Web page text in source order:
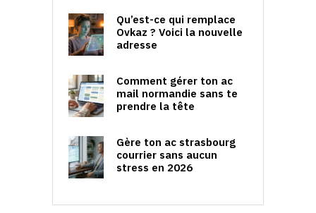
Qu’est-ce qui remplace
Ovkaz ? Voici la nouvelle
adresse
Comment gérer ton ac
mail normandie sans te
prendre la tête
Gère ton ac strasbourg
courrier sans aucun
stress en 2026